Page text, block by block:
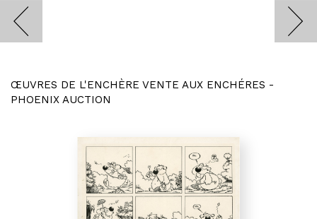
ŒUVRES DE L'ENCHÈRE VENTE AUX ENCHÉRES -
PHOENIX AUCTION